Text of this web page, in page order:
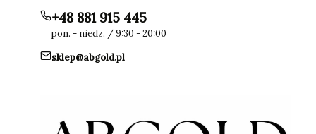
+48 881 915 445
pon. - niedz. / 9:30 - 20:00
sklep@abgold.pl